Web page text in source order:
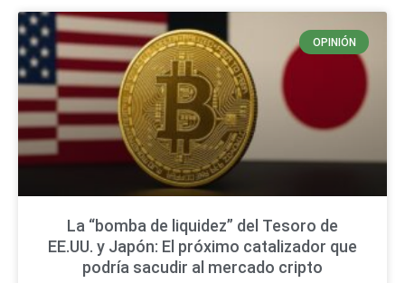
OPINIÓN
La “bomba de liquidez” del Tesoro de
EE.UU. y Japón: El próximo catalizador que
podría sacudir al mercado cripto